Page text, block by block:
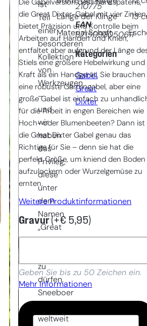
Die Gabelversion des Pflanzspatens,
die Great Dixter-Gabel mit vier
bietet Präzision und Kontrolle beim
Arbeiten auf Händen und Knien,
entfaltet aber aufgrund der Länge
Stiels eine größere Hebelwirkung und
Kraft als ein Handgerät. Sie brauchen
eine robuste Gartengabel, aber eine
große Gabel ist einfach zu
für die Arbeit in engen Bereichen wie
Hoch- oder Blumenbeeten? Dann ist
die Great Dixter Gabel genau das
Richtige für Sie – denn sie hat die
perfekt Größe, um kniend den Boden
aufzulockern oder Wurzelgemüse zu
ernten.
Weitere Produktinformationen
Gravur(+€ 5,95)
Geben Sie bis zu 50 Zeichen ein.
Mehr Informationen
ist
Teil
einer
besonderen
Kollektion
von
Werkzeugen
–
und
wir
haben
das
Privileg,
diese
unter
dem
Namen
„Great
zu
dürfen.
Sneeboer
weltweit
Länge der Klinge 13
Material Schaft
210775
EAN
8715093050611
Kategorien
Gabel ,
Great
Dixter